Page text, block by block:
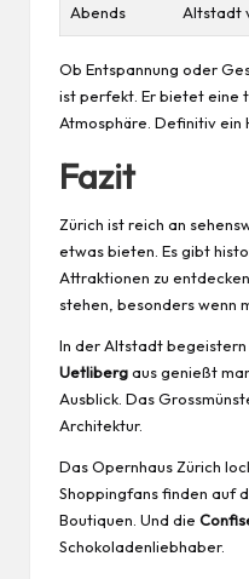
Abends
Altstadt
Ob Entspannung oder
ist perfekt. Er bietet eine
Atmosphäre. Definitiv ein
Fazit
Zürich ist reich an
etwas bieten. Es gibt
Attraktionen zu
stehen, besonders wenn
In der Altstadt begeistern
Uetlibergaus genießt
Ausblick. Das
Architektur.
Das Opernhaus Zürich
Shoppingfans finden auf
Boutiquen. Und die
Schokoladenliebhaber.